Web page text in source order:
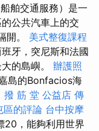
舶交通服務）是一
公共汽車上的交
開。 美式整復課程
牙，突尼斯和法國
的島嶼。 辦護照
島的Bonfacios海
撥 筋 堂 公益店 傳
區的評論 台中按摩
20，能夠利用世界